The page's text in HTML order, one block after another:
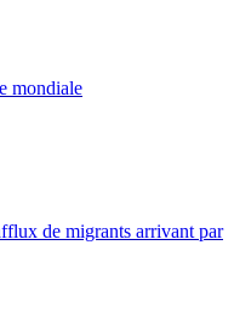
mondiale
de migrants arrivant par